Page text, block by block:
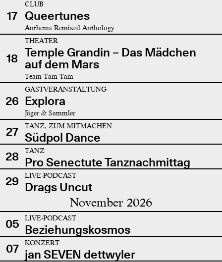
17
CLUB
Queertunes
Anthems Remixed Anthology
18
THEATER
Temple Grandin – Das Mädchen
auf dem Mars
Team Tam Tam
26
GASTVERANSTALTUNG
Explora
Jäger & Sammler
27 TANZ, ZUM MITMACHEN
Südpol Dance
28
TANZ
Pro Senectute Tanznachmittag
29
LIVE-PODCAST
Drags Uncut
November 2026
05 LIVE-PODCAST
Beziehungskosmos
07
KONZERT
jan SEVEN dettwyler